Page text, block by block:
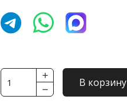
Количество
товара
В корзину